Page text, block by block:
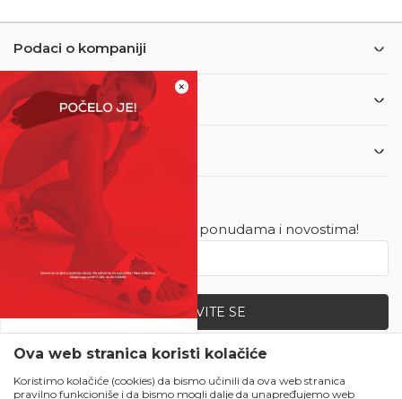
×
SVE UPOLA CIJENE!
Čekanju je kraj!
Počela je omiljena
Podaci o kompaniji
Informacije
Korisnički servis
Newsletter
Budite u toku sa najnovijim ponudama i novostima!
PRIJAVITE SE
Zapratite nas
Ova web stranica koristi kolačiće
Koristimo kolačiće (cookies) da bismo učinili da ova web stranica
pravilno funkcioniše i da bismo mogli dalje da unapređujemo web